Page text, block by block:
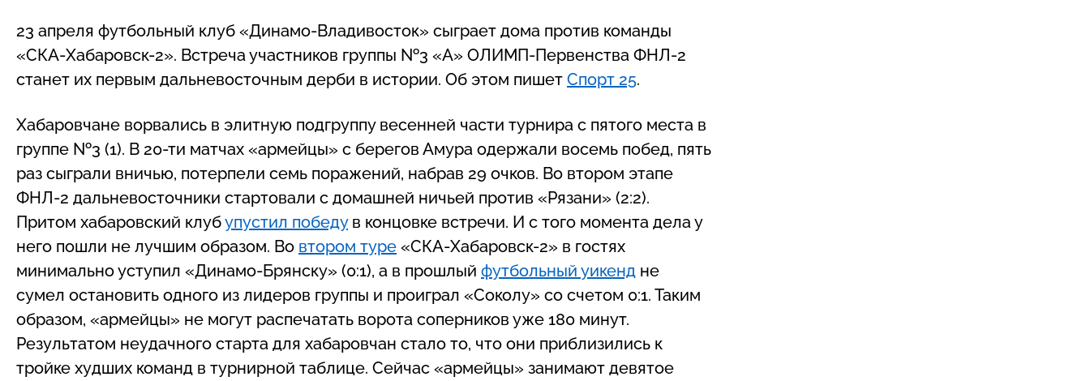
23 апреля футбольный клуб «Динамо-Владивосток» сыграет дома против команды
«СКА-Хабаровск-2». Встреча участников группы №3 «А» ОЛИМП-Первенства ФНЛ-2
станет их первым дальневосточным дерби в истории. Об этом пишет Спорт 25.
Хабаровчане ворвались в элитную подгруппу весенней части турнира с пятого места в
группе №3 (1). В 20-ти матчах «армейцы» с берегов Амура одержали восемь побед, пять
раз сыграли вничью, потерпели семь поражений, набрав 29 очков. Во втором этапе
ФНЛ-2 дальневосточники стартовали с домашней ничьей против «Рязани» (2:2).
Притом хабаровский клубупустил победув концовке встречи. И с того момента дела у
него пошли не лучшим образом. Во втором туре «СКА-Хабаровск-2» в гостях
минимально уступил «Динамо-Брянску» (0:1), а в прошлый футбольный уикенд не
сумел остановить одного из лидеров группы и проиграл «Соколу» со счетом 0:1. Таким
образом, «армейцы» не могут распечатать ворота соперников уже 180 минут.
Результатом неудачного старта для хабаровчан стало то, что они приблизились к
тройке худших команд в турнирной таблице. Сейчас «армейцы» занимают девятое